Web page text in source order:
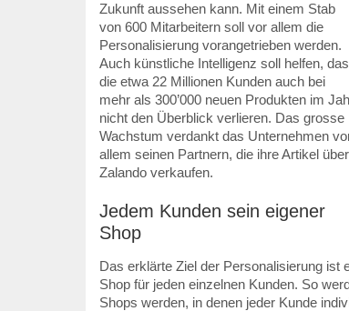
Zukunft aussehen kann. Mit einem Stab
von 600 Mitarbeitern soll vor allem die
Personalisierung vorangetrieben werden.
Auch künstliche Intelligenz soll helfen,
die etwa 22 Millionen Kunden auch bei
mehr als 300’000 neuen Produkten im
nicht den Überblick verlieren. Das grosse
Wachstum verdankt das Unternehmen
allem seinen Partnern, die ihre Artikel über
Zalando verkaufen.
Jedem Kunden sein eigener
Shop
Das erklärte Ziel der Personalisierung
Shop für jeden einzelnen Kunden. So
Shops werden, in denen jeder Kunde